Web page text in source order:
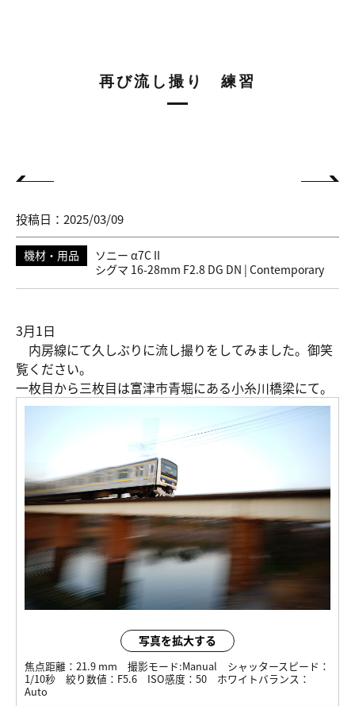
再び流し撮り 練習
投稿日：2025/03/09
機材・用品
ソニー α7C II
シグマ 16-28mm F2.8 DG DN | Contemporary
3月1日
内房線にて久しぶりに流し撮りをしてみました。御笑
覧ください。
一枚目から三枚目は富津市青堀にある小糸川橋梁にて。
写真を拡大する
焦点距離： 21.9 mm 撮影モード:Manual
シャッタースピード：
1/10秒
絞り数値： F5.6 ISO感度： 50
ホワイトバランス：
Auto